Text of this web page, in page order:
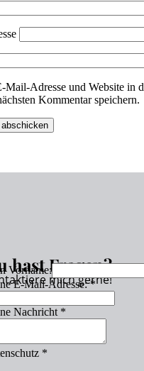
Mail-Adresse und Website in
Kommentar speichern.
hast Fragen?
mich gerne!
Vorname:
E-Mail-Adresse:*
Nachricht *
*